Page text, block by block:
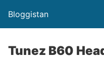
Bloggistan
Tunez B60